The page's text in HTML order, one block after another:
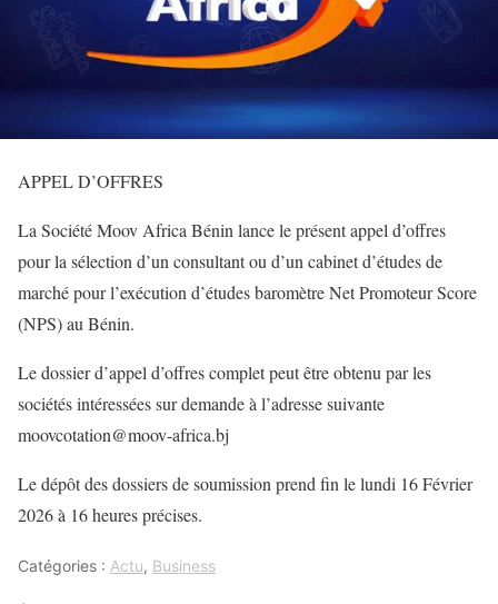
APPEL D’OFFRES
La Société Moov Africa Bénin lance le présent appel d’offres
pour la sélection d’un consultant ou d’un cabinet d’études de
marché pour l’exécution d’études baromètre Net Promoteur Score
(NPS) au Bénin.
Le dossier d’appel d’offres complet peut être obtenu par les
sociétés intéressées sur demande à l’adresse suivante
moovcotation@moov-africa.bj
Le dépôt des dossiers de soumission prend fin le lundi 16 Février
2026 à 16 heures précises.
Catégories : Actu, Business